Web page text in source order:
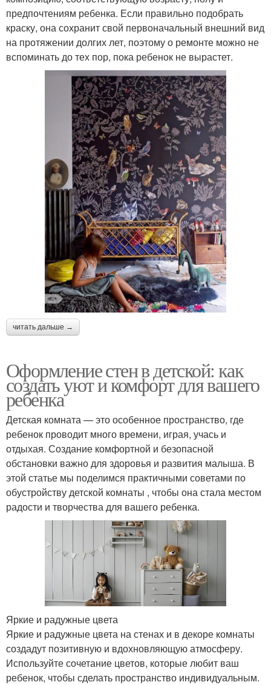
предпочтениям ребенка. Если правильно подобрать
краску, она сохранит свой первоначальный внешний вид
на протяжении долгих лет, поэтому о ремонте можно не
вспоминать до тех пор, пока ребенок не вырастет.
читать дальше →
Оформление стен в детской: как
создать уют и комфорт для вашего
ребенка
Детская комната — это особенное пространство, где
ребенок проводит много времени, играя, учась и
отдыхая. Создание комфортной и безопасной
обстановки важно для здоровья и развития малыша. В
этой статье мы поделимся практичными советами по
обустройству детской комнаты , чтобы она стала местом
радости и творчества для вашего ребенка.
Яркие и радужные цвета
Яркие и радужные цвета на стенах и в декоре комнаты
создадут позитивную и вдохновляющую атмосферу.
Используйте сочетание цветов, которые любит ваш
ребенок, чтобы сделать пространство индивидуальным.